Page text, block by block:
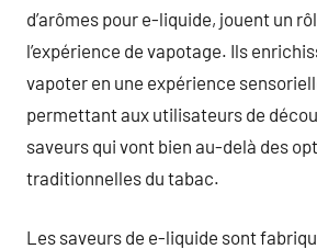
d’arômes pour e-liquide, jouent un
l’expérience de vapotage. Ils
vapoter en une expérience
permettant aux utilisateurs de
saveurs qui vont bien au-delà des
traditionnelles du tabac.
Les saveurs de e-liquide sont